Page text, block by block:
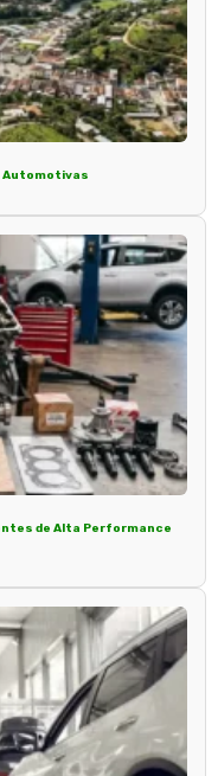
Automotivas
de Alta Performance